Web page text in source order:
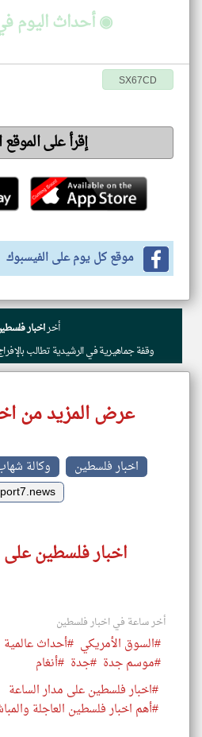
◉ أحداث اليوم
SX67CD
إقرأ على
موقع كل يوم على الفيسبوك
أخراخبار
وقفة جماهيرية في الرشيدية تطالب
عرض المزيد من
اخبار فلسطين وكالة
اخبار فلسطين على
أخر ساعة في اخبار فلسطين
#السوق الأمريكي #أحداث عالمية
#موسم جدة #جدة #أنغام
#اخبار فلسطين على مدار الساعة
#أهم اخبار فلسطين العاجلة